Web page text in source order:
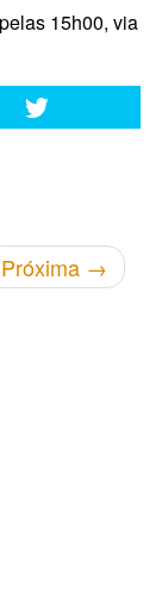
15h00, via
Próxima →